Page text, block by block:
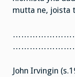
mutta ne, joista
John Irvingin